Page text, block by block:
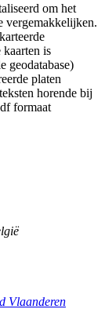
om het
vergemakkelijken.
kaarten is
geodatabase)
platen
horende bij
formaat
Vlaanderen